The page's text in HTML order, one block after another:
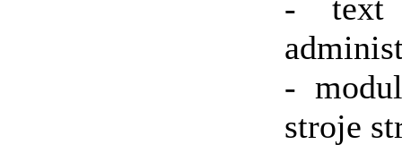
- text
-
stroje